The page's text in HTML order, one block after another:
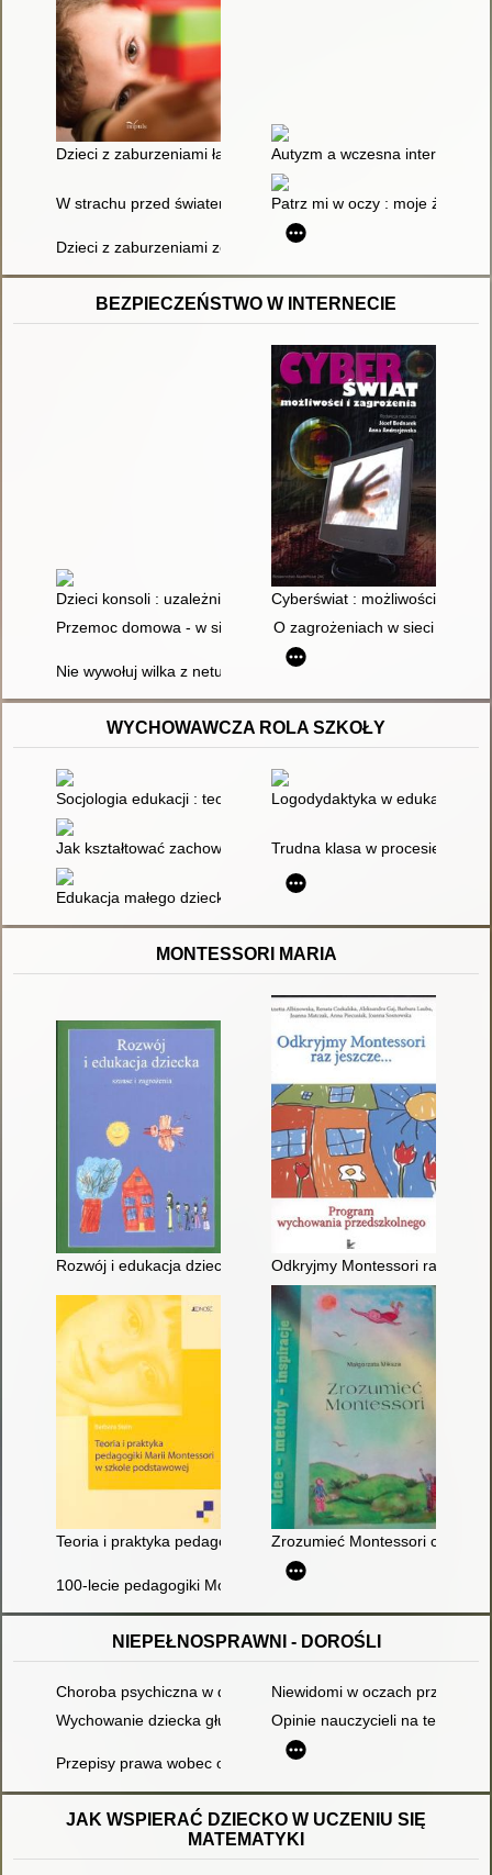
Dzieci z zaburzeniami łączonymi : Trudne ścieżki rozwoju
Autyzm a wczesna
W strachu przed światem : o uczniu z zespołem Aspergera
Patrz mi w oczy : moje życie z
Dzieci z zaburzeniami ze spektrum autyzmu
BEZPIECZEŃSTWO W INTERNECIE
Dzieci konsoli : uzależnienie od gierCyberświat : możliwości i
Przemoc domowa - w sieci łatwiej o niej rozmawiać?
O zagrożeniach w sieci
Nie wywołuj wilka z netu
WYCHOWAWCZA ROLA SZKOŁY
Socjologia edukacji : teorie, koncepcje, pojęcia
Logodydaktyka w edukacji : o
Jak kształtować zachowania małych dzieci : wskazówki dla
Trudna klasa w procesie
Edukacja małego dziecka. T. 5,
MONTESSORI MARIA
Rozwój i edukacja dziecka : szanse i zagrożenia
Odkryjmy Montessori raz
Teoria i praktyka pedagogiki Marii Montessori w szkole
Zrozumieć Montessori czyli
100-lecie pedagogiki Montessori
NIEPEŁNOSPRAWNI - DOROŚLI
Choroba psychiczna w domu uczniaNiewidomi w oczach
Wychowanie dziecka głuchego przez rodziców słyszących i
Opinie nauczycieli na temat
Przepisy prawa wobec osób niepełnosprawnych - w
JAK WSPIERAĆ DZIECKO W UCZENIU SIĘ
MATEMATYKI